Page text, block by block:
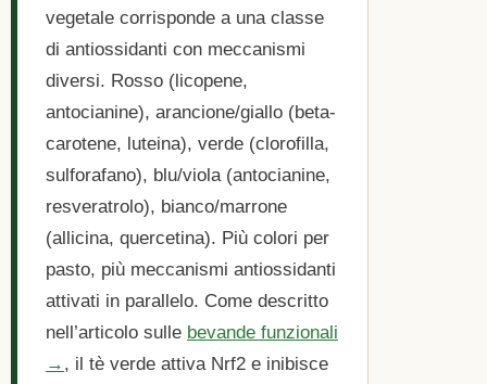
vegetale corrisponde a una classe
di antiossidanti con meccanismi
diversi. Rosso (licopene,
antocianine), arancione/giallo (beta-
carotene, luteina), verde (clorofilla,
sulforafano), blu/viola (antocianine,
resveratrolo), bianco/marrone
(allicina, quercetina). Più colori per
pasto, più meccanismi antiossidanti
attivati in parallelo. Come descritto
nell’articolo sulle bevande funzionali
→ , il tè verde attiva Nrf2 e inibisce